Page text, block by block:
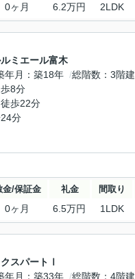
0ヶ月 6.2万円 2LDK
ミエール富木
年月 築18年 総階数 3階建
歩8分
徒歩22分
24分
金/保証金 礼金 間取り
0ヶ月 6.5万円 1LDK
スパートⅠ
年月 築33年 総階数 4階建